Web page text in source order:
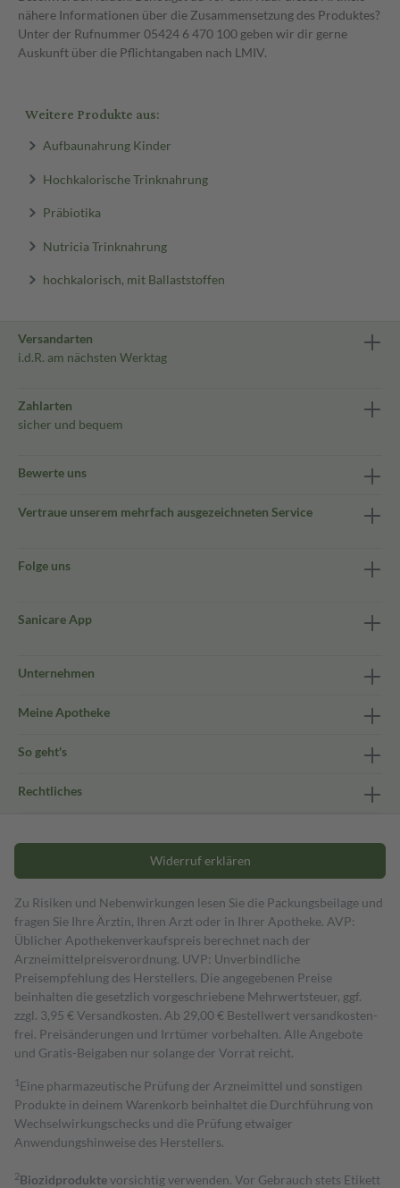
nähere Informationen über die Zusammensetzung des Produktes?
Unter der Rufnummer 05424 6 470 100 geben wir dir gerne
Auskunft über die Pflichtangaben nach LMIV.
Weitere Produkte aus:
Aufbaunahrung Kinder
Hochkalorische Trinknahrung
Präbiotika
Nutricia Trinknahrung
hochkalorisch, mit Ballaststoffen
Versandarten
i.d.R. am nächsten Werktag
Zahlarten
sicher und bequem
Bewerte uns
Vertraue unserem mehrfach ausgezeichneten Service
Folge uns
Sanicare App
Unternehmen
Meine Apotheke
So geht's
Rechtliches
Widerruf erklären
Zu Risiken und Nebenwirkungen lesen Sie die Packungsbeilage und
fragen Sie Ihre Ärztin, Ihren Arzt oder in Ihrer Apotheke. AVP:
Üblicher Apothekenverkaufspreis berechnet nach der
Arzneimittelpreisverordnung. UVP: Unverbindliche
Preisempfehlung des Herstellers. Die angegebenen Preise
beinhalten die gesetzlich vorgeschriebene Mehrwertsteuer, ggf.
zzgl. 3,95 € Versandkosten. Ab 29,00 € Bestell­wert versand­kosten­
frei. Preisänderungen und Irrtümer vorbehalten. Alle Angebote
und Gratis-Beigaben nur solange der Vorrat reicht.
1 Eine pharmazeutische Prüfung der Arzneimittel und sonstigen
Produkte in deinem Warenkorb beinhaltet die Durchführung von
Wechselwirkungschecks und die Prüfung etwaiger
Anwendungshinweise des Herstellers.
2Biozidproduktevorsichtig verwenden. Vor Gebrauch stets Etikett